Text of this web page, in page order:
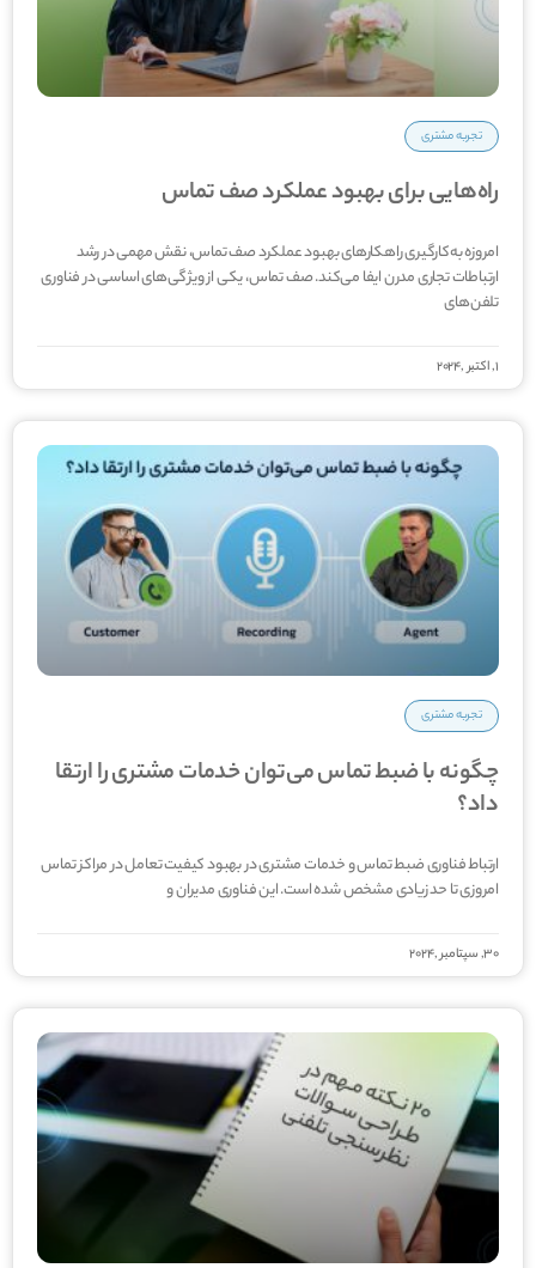
تجربه مشتری
راه‌هایی برای بهبود عملکرد صف تماس
امروزه به‌کارگیری راهکارهای بهبود عملکرد صف تماس، نقش مهمی در رشد
ارتباطات تجاری مدرن ایفا می­‌کند. صف تماس، یکی از ویژگی‌­های اساسی در فناوری
تلفن­‌های
1, اکتبر ,2024
تجربه مشتری
چگونه با ضبط تماس می‌توان خدمات مشتری را ارتقا
داد؟
ارتباط فناوری ضبط تماس و خدمات مشتری در بهبود کیفیت تعامل در مراکز تماس
امروزی تا حد زیادی مشخص شده است. این فناوری مدیران و
30, سپتامبر ,2024